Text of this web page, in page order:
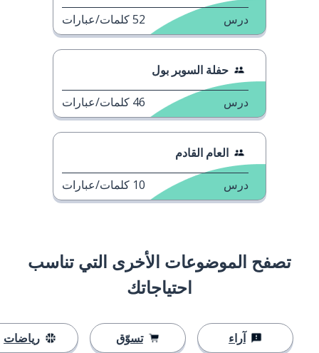
درس 52كلمات/عبارات
حفلة السوبر بول
درس 46 كلمات/عبارات
العام القادم
درس 10 كلمات/عبارات
تصفح الموضوعات الأخرى التي تناسب
احتياجاتك
آراء تسوّق رياضات